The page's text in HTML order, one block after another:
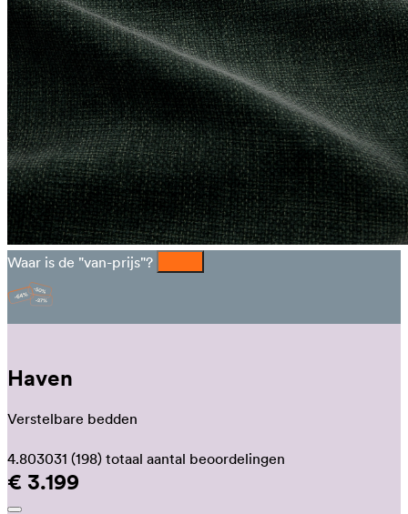
Waar is de "van-prijs"?
Haven
Verstelbare bedden
4.803031 (198) totaal aantal beoordelingen
€ 3.199